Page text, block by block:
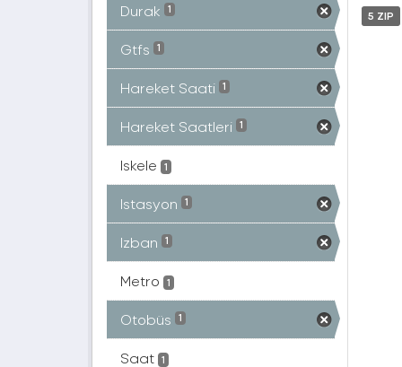
Durak 1
Gtfs 1
Hareket Saati 1
Hareket Saatleri 1
Iskele 1
Istasyon 1
Izban 1
Metro 1
Otobüs 1
Saat 1
5 ZIP